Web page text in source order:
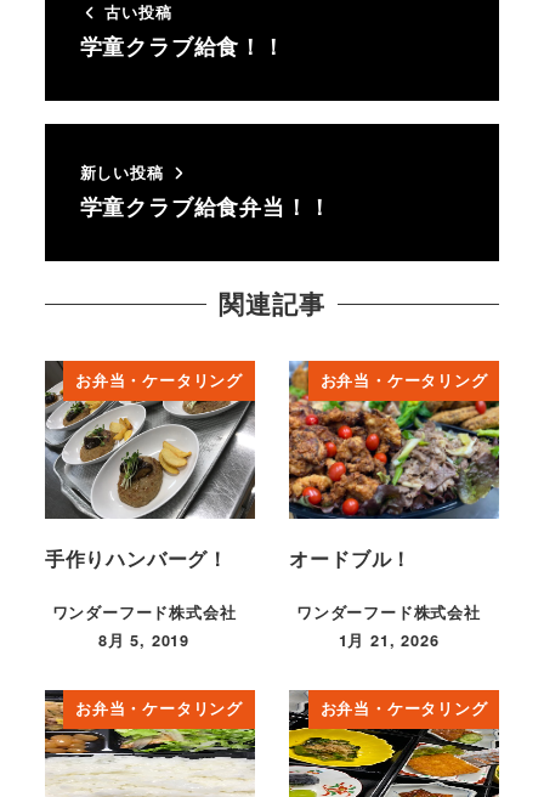
古い投稿
学童クラブ給食！！
新しい投稿
学童クラブ給食弁当！！
関連記事
お弁当・ケータリング
手作りハンバーグ！
ワンダーフード株式会社
投稿日
8月 5, 2019
お弁当・ケータリング
オードブル！
ワンダーフード株式会社
投稿日
1月 21, 2026
お弁当・ケータリング お弁当・ケータリング